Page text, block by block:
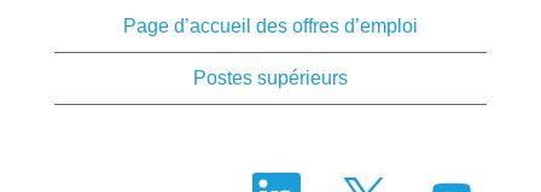
Page d’accueil des offres d’emploi
Postes supérieurs
S
S